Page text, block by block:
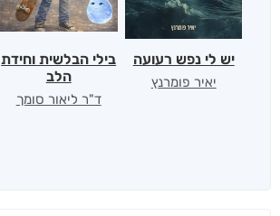
יש לי נפש רעועה
יאיר פומרנץ
בילי הבלשית וחידת
הלב
ד"ר ליאור סומך